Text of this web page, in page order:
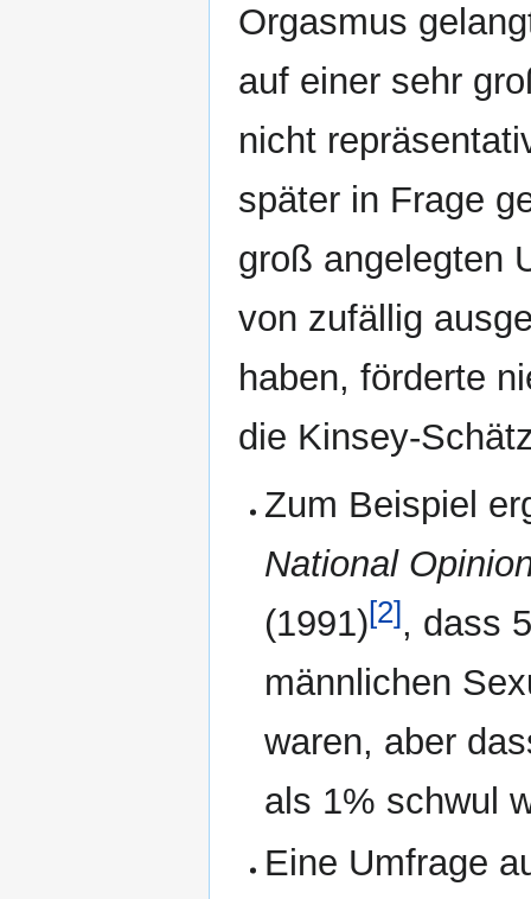
Orgasmus
auf einer sehr
nicht
später in Frage
groß angelegten
von zufällig
haben, förderte
die Kinsey-
Zum Beispiel
National
(1991)[2], dass
männlichen
waren, aber
als 1% schwul
Eine Umfrage